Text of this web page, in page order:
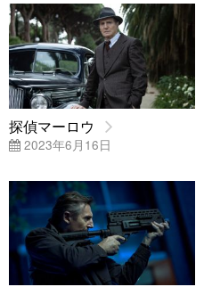
探偵マーロウ
2023年6月16日